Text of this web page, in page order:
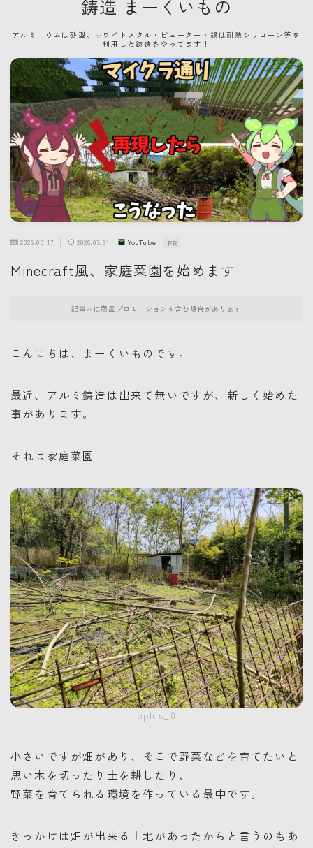
鋳造 まーくいもの
アルミニウムは砂型、ホワイトメタル・ピューター・錫は耐熱シリコーン等を
利用した鋳造をやってます！
2026.05.17 2026.07.31 YouTube PR
Minecraft風、家庭菜園を始めます
記事内に商品プロモーションを含む場合があります
こんにちは、まーくいものです。
最近、アルミ鋳造は出来て無いですが、新しく始めた
事があります。
それは家庭菜園
oplus_0
小さいですが畑があり、そこで野菜などを育てたいと
思い木を切ったり土を耕したり、
野菜を育てられる環境を作っている最中です。
きっかけは畑が出来る土地があったからと言うのもあ